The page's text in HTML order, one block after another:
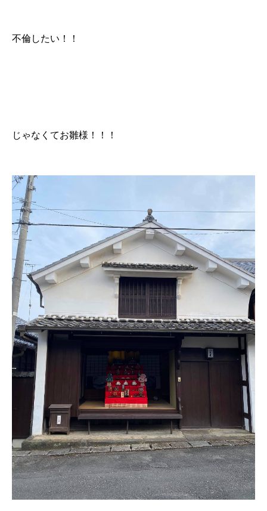
不倫したい！！
じゃなくてお雛様！！！